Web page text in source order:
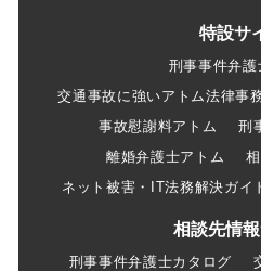
特設サ
刑事事件弁護
交通事故に強いアトム法律事
事故慰謝料アトム
刑
離婚弁護士アトム
ネット被害・IT法務解決ガイ
相談先情
刑事事件弁護士カタログ